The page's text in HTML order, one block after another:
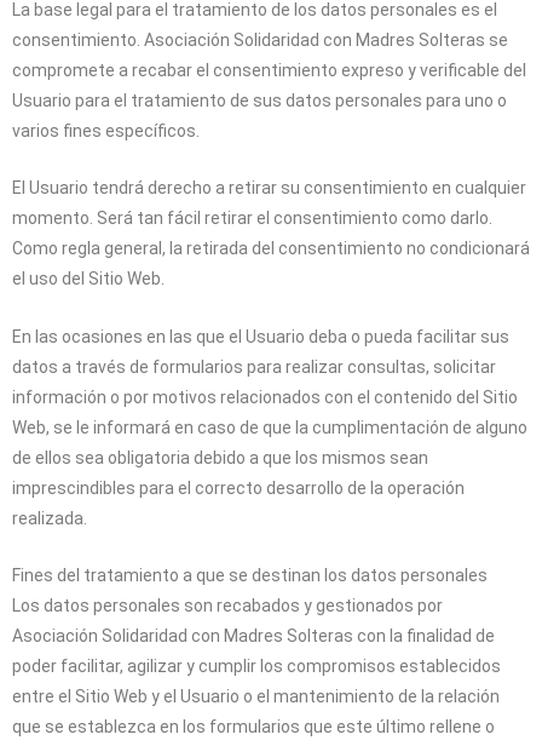
La base legal para el tratamiento de los datos personales es el
consentimiento. Asociación Solidaridad con Madres Solteras se
compromete a recabar el consentimiento expreso y verificable del
Usuario para el tratamiento de sus datos personales para uno o
varios fines específicos.
El Usuario tendrá derecho a retirar su consentimiento en cualquier
momento. Será tan fácil retirar el consentimiento como darlo.
Como regla general, la retirada del consentimiento no condicionará
el uso del Sitio Web.
En las ocasiones en las que el Usuario deba o pueda facilitar sus
datos a través de formularios para realizar consultas, solicitar
información o por motivos relacionados con el contenido del Sitio
Web, se le informará en caso de que la cumplimentación de alguno
de ellos sea obligatoria debido a que los mismos sean
imprescindibles para el correcto desarrollo de la operación
realizada.
Fines del tratamiento a que se destinan los datos personales
Los datos personales son recabados y gestionados por
Asociación Solidaridad con Madres Solteras con la finalidad de
poder facilitar, agilizar y cumplir los compromisos establecidos
entre el Sitio Web y el Usuario o el mantenimiento de la relación
que se establezca en los formularios que este último rellene o